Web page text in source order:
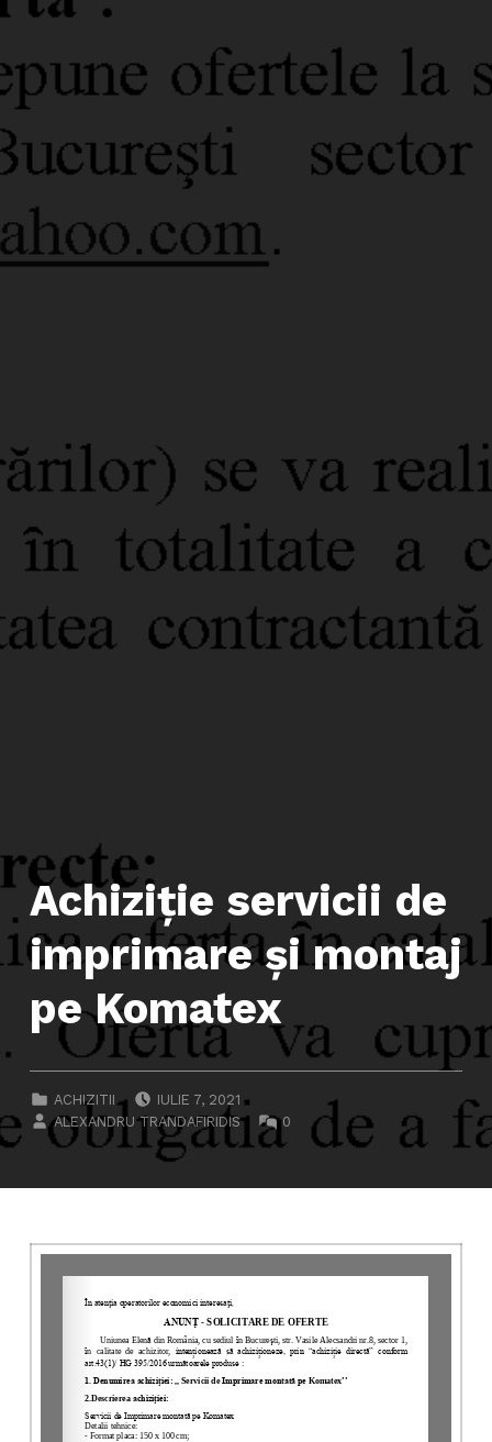
Achiziţie servicii de
imprimare şi montaj
pe Komatex
CATEGORIZED IN:
ACHIZITII IULIE 7, 2021
WRITTEN BY:
ALEXANDRU TRANDAFIRIDIS
COMMENTS:
0